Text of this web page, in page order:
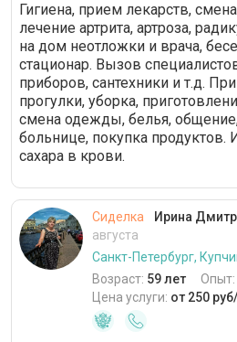
Гигиена, прием лекарств,
лечение артрита, артроза,
на дом неотложки и врача,
стационар. Вызов
приборов, сантехники и т.д.
прогулки, уборка,
смена одежды, белья,
больнице, покупка
сахара в крови.
Сиделка Ирина
августа
Санкт-Петербург,
Возраст: 59 лет Опыт:
Цена услуги: от 250